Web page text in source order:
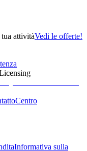
attivitàVedi le offerte!
Centro
Informativa sulla